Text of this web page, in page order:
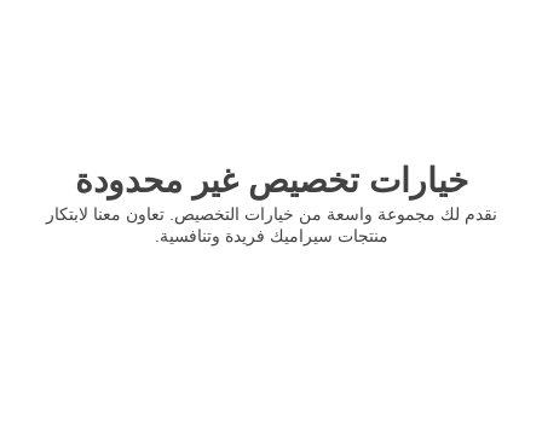
خيارات تخصيص غير محدودة
نقدم لك مجموعة واسعة من خيارات التخصيص. تعاون معنا لابتكار
منتجات سيراميك فريدة وتنافسية.